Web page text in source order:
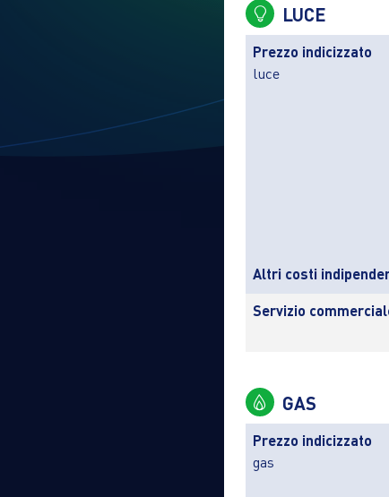
LUCE
Prezzo indicizzato
luce
Altri costi
Servizio
GAS
Prezzo indicizzato
gas